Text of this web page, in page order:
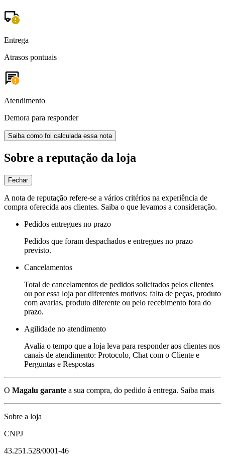
Entrega
Atrasos pontuais
Atendimento
Demora para responder
Saiba como foi calculada essa nota
Sobre a reputação da loja
Fechar
A nota de reputação refere-se a vários critérios na experiência de
compra oferecida aos clientes. Saiba o que levamos a consideração.
Pedidos entregues no prazo
Pedidos que foram despachados e entregues no prazo
previsto.
Cancelamentos
Total de cancelamentos de pedidos solicitados pelos clientes
ou por essa loja por diferentes motivos: falta de peças, produto
com avarias, produto diferente ou pelo recebimento fora do
prazo.
Agilidade no atendimento
Avalia o tempo que a loja leva para responder aos clientes nos
canais de atendimento: Protocolo, Chat com o Cliente e
Perguntas e Respostas
O Magalu garante a sua compra, do pedido à entrega. Saiba mais
Sobre a loja
CNPJ
43.251.528/0001-46